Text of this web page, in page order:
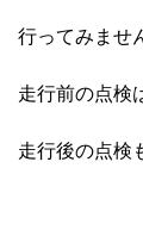
行ってみませ
走行前の点検
走行後の点検